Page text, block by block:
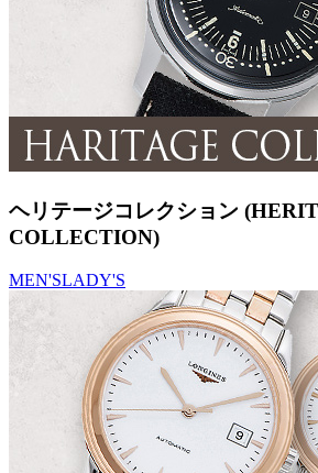
ヘリテージコレクション
COLLECTION)
MEN'SLADY'S